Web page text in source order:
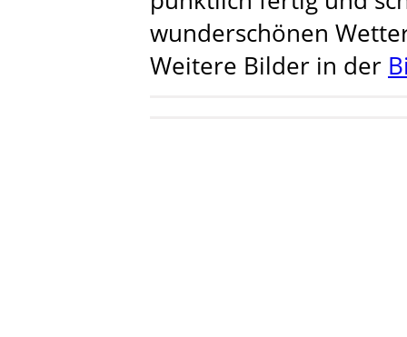
wunderschönen
Weitere Bilder in der